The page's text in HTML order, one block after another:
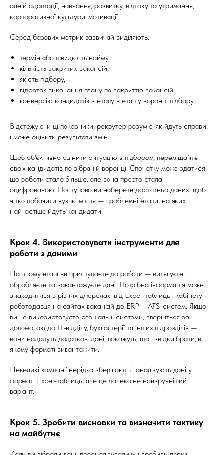
але й адаптації, навчання, розвитку, відтоку та утримання,
корпоративної культури, мотивації.
Серед базових метрик зазвичай виділяють:
термін або швидкість найму,
кількість закритих вакансій,
якість підбору,
відсоток виконання плану по закриттю вакансій,
конверсію кандидатів з етапу в етап у воронці підбору.
Відстежуючи ці показники, рекрутер розуміє, як йдуть справи,
і може оцінити результати змін.
Щоб об'єктивно оцінити ситуацію з підбором, переміщайте
своїх кандидатів по зібраній воронці. Спочатку може здатися,
що роботи стало більше, але вона просто стала
оцифрованою. Поступово ви наберете достатньо даних, щоб
чітко побачити вузькі місця — проблемні етапи, на яких
найчастіше йдуть кандидати.
Крок 4. Використовувати інструменти для
роботи з даними
На цьому етапі ви приступаєте до роботи — витягуєте,
обробляєте та завантажуєте дані. Потрібна інформація може
знаходитися в різних джерелах: від Excel-таблиць і кабінету
роботодавця на сайтах вакансій до ERP- і ATS-систем. Якщо
ви не використовуєте спеціальні системи, зверніться за
допомогою до ІТ-відділу, бухгалтерії та інших підрозділів —
вони нададуть додаткові дані, покажуть, що і звідки брати, в
якому форматі вивантажити.
Невеликі компанії нерідко зберігають і аналізують дані у
форматі Excel-таблиць, але це далеко не найзручніший
варіант.
Крок 5. Зробити висновки та визначити тактику
на майбутнє